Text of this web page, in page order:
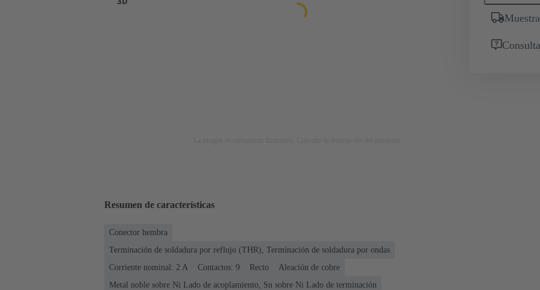
Resumen de características
Conector hembra
Terminación de soldadura por reflujo (THR), Terminación de soldadura por ondas
Corriente nominal: ‌2 A
Contactos: 9 Recto
Aleación de cobre
Metal noble sobre Ni Lado de acoplamiento, Sn sobre Ni Lado de terminación